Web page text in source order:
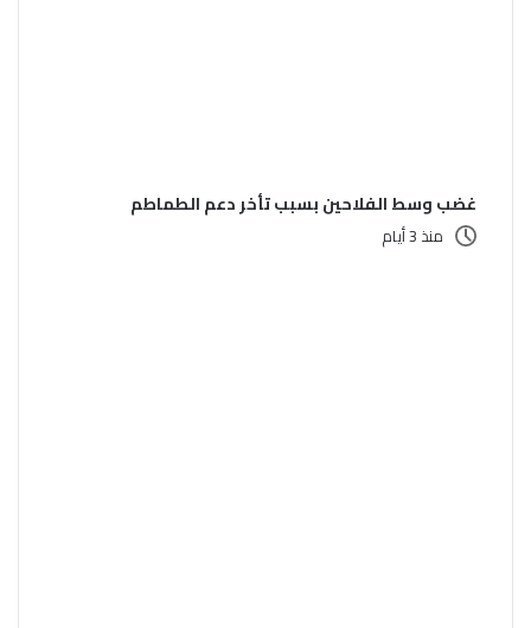
غضب وسط الفلاحين بسبب تأخر دعم الطماطم
منذ 3 أيام